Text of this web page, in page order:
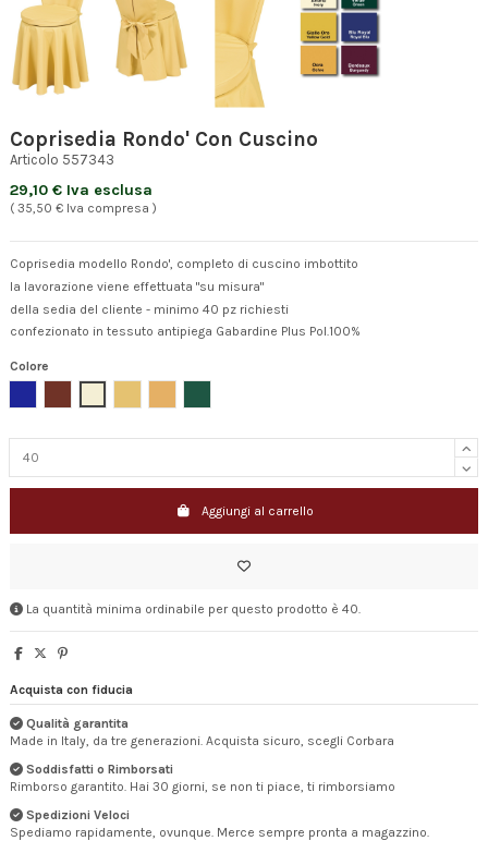
Coprisedia Rondo' Con Cuscino
Articolo 557343
29,10 € Iva esclusa
( 35,50 € Iva compresa )
Coprisedia modello Rondo', completo di cuscino imbottito
la lavorazione viene effettuata "su misura"
della sedia del cliente - minimo 40 pz richiesti
confezionato in tessuto antipiega Gabardine Plus Pol.100%
Colore
Aggiungi al carrello
La quantità minima ordinabile per questo prodotto è 40.
Acquista con fiducia
Qualità garantita
Made in Italy, da tre generazioni. Acquista sicuro, scegli Corbara
Soddisfatti o Rimborsati
Rimborso garantito. Hai 30 giorni, se non ti piace, ti rimborsiamo
Spedizioni Veloci
Spediamo rapidamente, ovunque. Merce sempre pronta a magazzino.